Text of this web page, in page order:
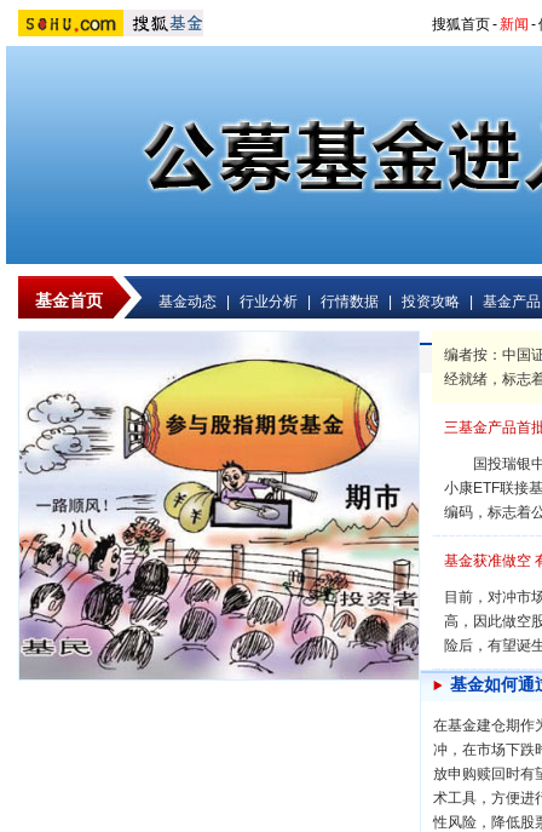
搜狐首页-新闻 -
基金首页 基金动态 行业分析 行情数据 投资攻略 基金产品
编者按：中国
经就绪，标志
三基金产品首
国投瑞银中
小康ETF联接
编码，标志着
基金获准做空
目前，对冲市
高，因此做空
险后，有望诞
基金如何通
在基金建仓期作
冲，在市场下跌
放申购赎回时有
术工具，方便进
性风险，降低股